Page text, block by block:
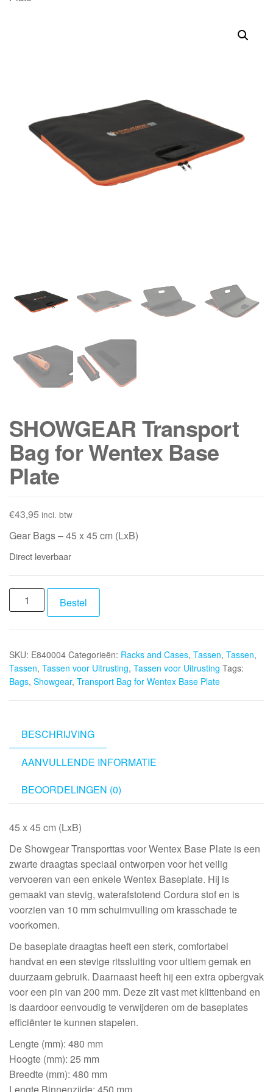
SHOWGEAR Transport
Bag for Wentex Base
Plate
€43,95 incl. btw
Gear Bags – 45 x 45 cm (LxB)
Direct leverbaar
SHOWGEAR
Transport
Wentex
Base
Plate
Bestel
SKU: E840004 Categorieën: Racks and Cases, Tassen, Tassen,
Tassen, Tassen voor Uitrusting, Tassen voor Uitrusting Tags:
Bags, Showgear, Transport Bag for Wentex Base Plate
BESCHRIJVING
AANVULLENDE INFORMATIE
BEOORDELINGEN (0)
45 x 45 cm (LxB)
De Showgear Transporttas voor Wentex Base Plate is een
zwarte draagtas speciaal ontworpen voor het veilig
vervoeren van een enkele Wentex Baseplate. Hij is
gemaakt van stevig, waterafstotend Cordura stof en is
voorzien van 10 mm schuimvulling om krasschade te
voorkomen.
De baseplate draagtas heeft een sterk, comfortabel
handvat en een stevige ritssluiting voor ultiem gemak en
duurzaam gebruik. Daarnaast heeft hij een extra opbergvak
voor een pin van 200 mm. Deze zit vast met klittenband en
is daardoor eenvoudig te verwijderen om de baseplates
efficiënter te kunnen stapelen.
Lengte (mm): 480 mm
Hoogte (mm): 25 mm
Breedte (mm): 480 mm
Lengte Binnenzijde: 450 mm